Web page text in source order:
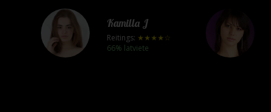
Kamilla J
Reitings: ★★★★☆
66% latviete